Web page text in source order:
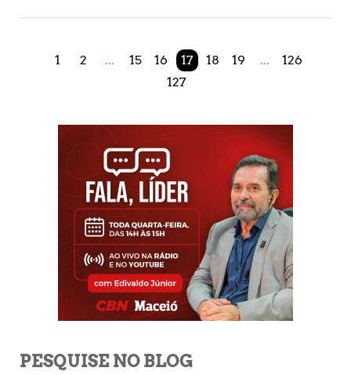
1 2 ... 15 16 17 18 19 ...
126
127
PESQUISE NO BLOG